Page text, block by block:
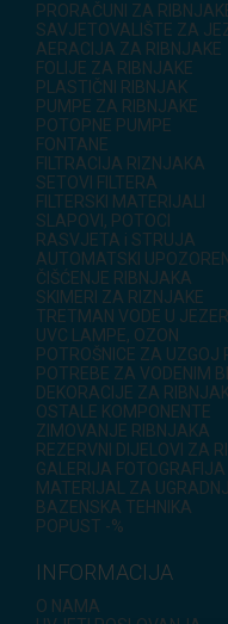
PRORAČUNI ZA
SAVJETOVALIŠTE ZA
AERACIJA ZA RIBNJAKE
FOLIJE ZA RIBNJAKE
PLASTIČNI RIBNJAK
PUMPE ZA RIBNJAKE
POTOPNE PUMPE
FONTANE
FILTRACIJA RIZNJAKA
SETOVI FILTERA
FILTERSKI MATERIJALI
SLAPOVI, POTOCI
RASVJETA i STRUJA
AUTOMATSKI
ČIŠĆENJE RIBNJAKA
SKIMERI ZA RIZNJAKE
TRETMAN VODE U
UVC LAMPE, OZON
POTROŠNICE ZA UZGOJ
POTREBE ZA VODENIM
DEKORACIJE ZA
OSTALE KOMPONENTE
ZIMOVANJE RIBNJAKA
REZERVNI DIJELOVI ZA
GALERIJA
MATERIJAL ZA
BAZENSKA TEHNIKA
POPUST -%
INFORMACIJA
O NAMA